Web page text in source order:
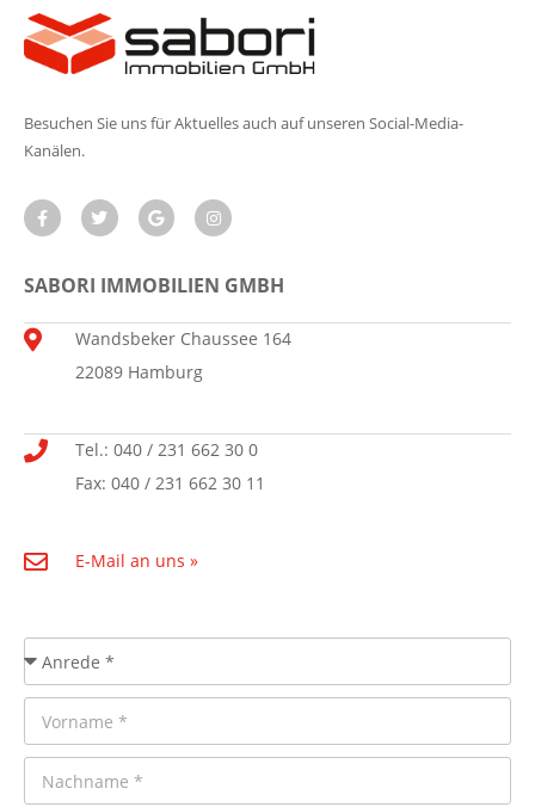
Besuchen Sie uns für Aktuelles auch auf unseren Social-Media-
Kanälen.
SABORI IMMOBILIEN GMBH
Wandsbeker Chaussee 164
22089 Hamburg
Tel.: 040 / 231 662 30 0
Fax: 040 / 231 662 30 11
E-Mail an uns »